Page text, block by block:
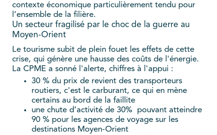
contexte économique particulièrement tendu pour
l’ensemble de la filière.
Un secteur fragilisé par le choc de la guerre au
Moyen-Orient
Le tourisme subit de plein fouet les effets de cette
crise, qui génère une hausse des coûts de l'énergie.
La CPME a sonné l'alerte, chiffres à l'appui :
30 % du prix de revient des transporteurs
routiers, c'est le carburant, ce qui en mène
certains au bord de la faillite
une chute d’activité de 30% pouvant atteindre
90 % pour les agences de voyage sur les
destinations Moyen-Orient